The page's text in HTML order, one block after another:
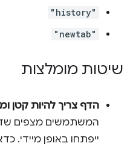
"history"
"newtab"
שיטות מומלצות
הדף צריך להיות קטן
המשתמשים מצפים
ייפתחו באופן מיידי.